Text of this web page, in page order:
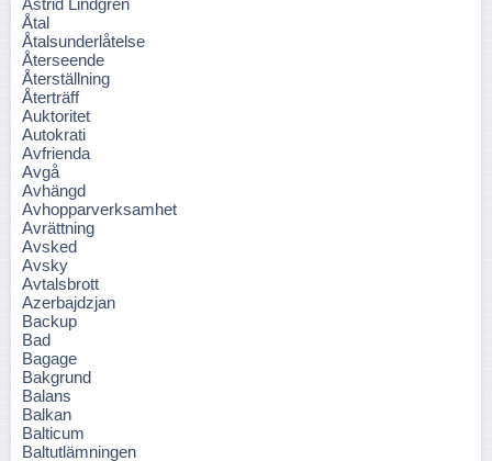
Astrid Lindgren
Åtal
Åtalsunderlåtelse
Återseende
Återställning
Återträff
Auktoritet
Autokrati
Avfrienda
Avgå
Avhängd
Avhopparverksamhet
Avrättning
Avsked
Avsky
Avtalsbrott
Azerbajdzjan
Backup
Bad
Bagage
Bakgrund
Balans
Balkan
Balticum
Baltutlämningen